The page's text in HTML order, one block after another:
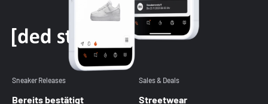
Sneaker Releases
Bereits bestätigt
Sales & Deals
Streetwear